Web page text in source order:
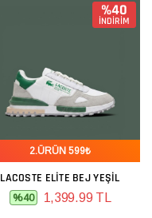
%40
İNDİRİM
2.ÜRÜN 599₺
LACOSTE ELITE BEJ YEŞIL
%40 1,399.99 TL